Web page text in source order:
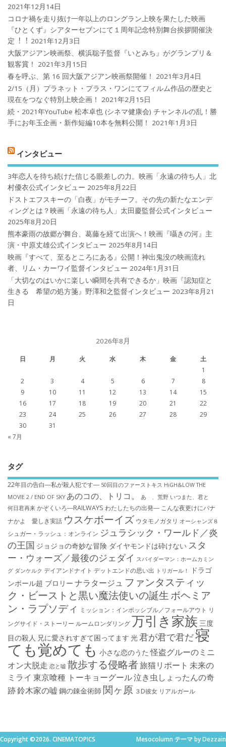
2021年12月14日
コロナ禍を⾛り抜け⼀年以上のロングラン上映を果たした映画
『ひとくず』シアターセブンにて１周年記念特別舞台挨拶開催決
定︕︕ 2021年12月3日
大阪アジアン映画祭、横浜聡子監督『いとみち』がグランプリ＆
観客賞！
2021年3月15日
春を呼ぶ、第 16 回大阪アジアン映画祭開催！
2021年3月4日
2/15（月）プラネット・プラス・ワンにてフィルム作品の歴史と
現在をつなぐ特別上映企画！
2021年2月15日
続・2021年YouTube 松本卓也 (シネマ健康会) チャンネルの乱！勝
手にお年玉企画・新作短編10本を無料公開！
2021年1月3日
インタビュー
3年恋人を待ち続けた信じる眼差しの力。映画「永遠の待ち人」北
村優衣公式インタビュー 2025年8月22日
ドストエフスキーの「白夜」がモチーフ。その先の新たなエンデ
ィングとは？映画「永遠の待ち人」太田慶監督公式インタビュー
2025年8月20日
熊本豪雨の故郷が舞台、葛藤を経て出演へ！映画『囁きの河』主
演・中原丈雄公式インタビュー 2025年8月14日
映画『すべて、至るところにある』公開！神出鬼没の映画流れ
者、リム・カーワイ監督インタビュー 2024年1月31日
「大切なのはいかに楽しい瞬間を共有できるか」映画『認知症と
生きる 希望の処方箋』野澤和之監督インタビュー 2023年8月21
日
2026年8月
日 月 火 水 木 金
土
1
2
3 4 5 6 7
8
9
10 11 12 13 14
15
16
17 18 19 20 21
22
23
24 25 26 27 28
29
30
31
« 7月
タグ
22年目の告白―私が殺人犯です― 50回目のファーストキス HiGH&LOW THE
MOVIE 2 / END OF SKY あのコの、トリコ。 あゝ、荒野 いつまた、君と
何日君再来 かぞくいろ―RAILWAYS わたしたちの出発― こんな夜更けにバナ
ナかよ 愛しき実話 ウスケボーイズ ウタモノガタリ オーシャンズ８
シュガー・ラッシュ：オ​ンライン ジュラシック・ワールド／炎
の王国 ジョジョの奇妙な冒険 ダイヤモンドは砕けない スタ
ー・ウォーズ／最後のジェダイ スパイダーマン：ホームカミン
グ ダンケルク デイアンドナイト デットエンドの思い出 トリガール！
ドラゴ
ンボール超 ブロリー ナラタージュ ファンタスティッ
ク・ビーストと黒い魔法使いの誕生 ボヘミア
ン・ラプソディ ミッション：インポッシブル／フォールアウト リ
ングサイド・ストーリー ルームロンダリング万引き家族 三度
目の殺人 兄に愛されすぎて困ってます 光君が君で君だ寝
ても覚めても 小さな恋のうた 怪盗グルーのミニ
オン大脱走 恋と嘘 散歩する侵略者旅猫リポート 未来の
ミライ 東京喰種 トーキョーグール泣き虫しょったんの奇
跡鈴木家の嘘 鋼の錬金術師 関ヶ原 ３D彼女 リアルガール
Copyright ©2026. CINEMATOPICS Mesocolumn テーマ by Dezzain